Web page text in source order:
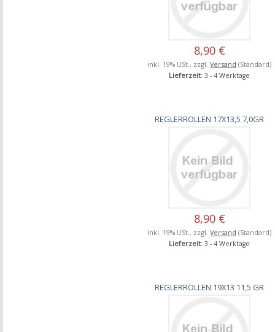
8,90 €
inkl. 19% USt., zzgl.Versand (Standard)
Lieferzeit: 3 - 4 Werktage
REGLERROLLEN 17X13,5 7,0GR
8,90 €
inkl. 19% USt., zzgl.Versand (Standard)
Lieferzeit: 3 - 4 Werktage
REGLERROLLEN 19X13 11,5 GR